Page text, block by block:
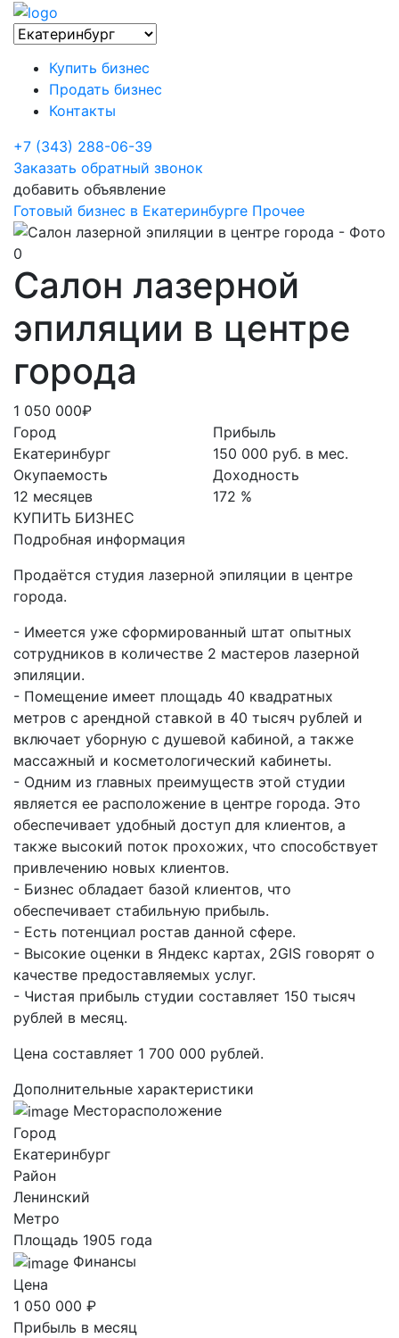
Купить бизнес
Продать бизнес
Контакты
+7 (343) 288-06-39
Заказать обратный звонок
добавить объявление
Готовый бизнес в Екатеринбурге Прочее
Салон лазерной
эпиляции в центре
города
1 050 000₽
Город
Екатеринбург
Окупаемость
12 месяцев
КУПИТЬ БИЗНЕС
Прибыль
150 000 руб. в мес.
Доходность
172 %
Подробная информация
Продаётся студия лазерной эпиляции в центре
города.
- Имеется уже сформированный штат опытных
сотрудников в количестве 2 мастеров лазерной
эпиляции.
- Помещение имеет площадь 40 квадратных
метров с арендной ставкой в 40 тысяч рублей и
включает уборную с душевой кабиной, а также
массажный и косметологический кабинеты.
- Одним из главных преимуществ этой студии
является ее расположение в центре города. Это
обеспечивает удобный доступ для клиентов, а
также высокий поток прохожих, что способствует
привлечению новых клиентов.
- Бизнес обладает базой клиентов, что
обеспечивает стабильную прибыль.
- Есть потенциал ростав данной сфере.
- Высокие оценки в Яндекс картах, 2GIS говорят о
качестве предоставляемых услуг.
- Чистая прибыль студии составляет 150 тысяч
рублей в месяц.
Цена составляет 1 700 000 рублей.
Дополнительные характеристики
Месторасположение
Город
Екатеринбург
Район
Ленинский
Метро
Площадь 1905 года
Финансы
Цена
1 050 000 ₽
Прибыль в месяц